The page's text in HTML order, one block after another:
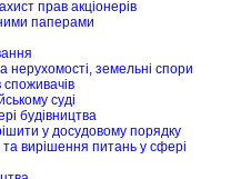
прав акціонерів
паперами
земельні спори
споживачів
суді
будівництва
у досудовому порядку
вирішення питань у сфері